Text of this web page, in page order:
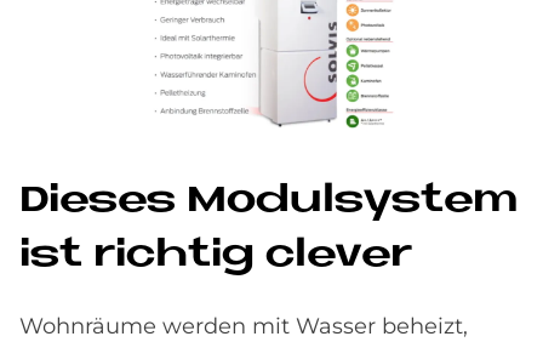
Die­ses Mo­dul­sy­stem
ist rich­tig cle­ver
Wohnräume werden mit Wasser beheizt,